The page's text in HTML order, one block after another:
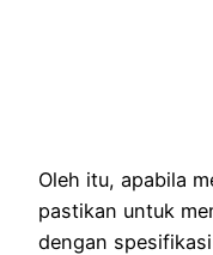
Oleh itu, apabila
pastikan untuk
dengan